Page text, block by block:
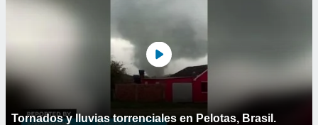
Tornados y lluvias torrenciales en Pelotas, Brasil.